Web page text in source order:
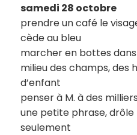
samedi 28 octobre
prendre un café le
cède au bleu
marcher en bottes
milieu des champs, des
d’enfant
penser à M. à des
une petite phrase, drôle
seulement